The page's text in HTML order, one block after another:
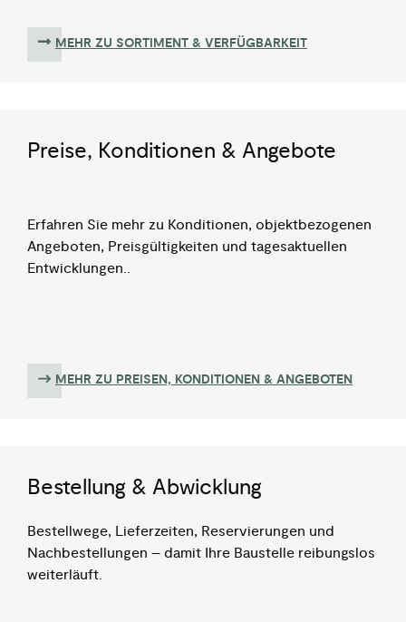
MEHR ZU SORTIMENT & VERFÜGBARKEIT
Preise, Konditionen & Angebote
Erfahren Sie mehr zu Konditionen, objektbezogenen
Angeboten, Preisgültigkeiten und tagesaktuellen
Entwicklungen..
MEHR ZU PREISEN, KONDITIONEN & ANGEBOTEN
Bestellung & Abwicklung
Bestellwege, Lieferzeiten, Reservierungen und
Nachbestellungen – damit Ihre Baustelle reibungslos
weiterläuft.